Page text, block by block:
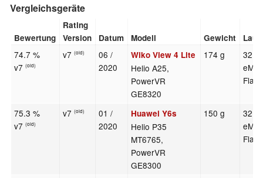
Vergleichsgeräte
Bewertung
Rating
Version
Datum Modell Gewicht
74.7 %
v7(old)
v7(old)
06 /
2020
Wiko View 4 Lite
Helio A25,
PowerVR
GE8320
174 g
32
Flash
75.3 %
v7(old)
v7(old)
01 /
2020
Huawei Y6s
Helio P35
MT6765,
PowerVR
GE8300
150 g
32
Flash